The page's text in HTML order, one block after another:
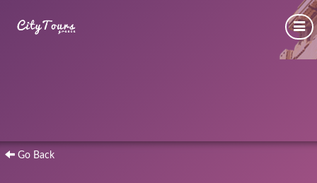
Go Back